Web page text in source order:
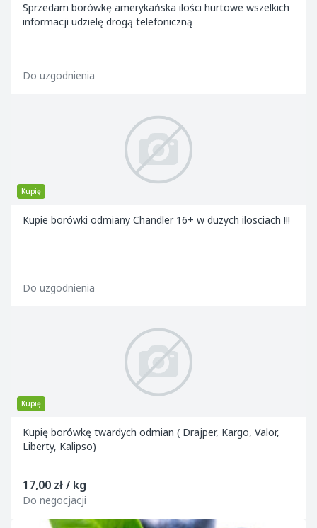
Sprzedam borówkę amerykańska ilości hurtowe wszelkich
informacji udzielę drogą telefoniczną
Do uzgodnienia
Kupię
Kupie borówki odmiany Chandler 16+ w duzych ilosciach !!!
Do uzgodnienia
Kupię
Kupię borówkę twardych odmian ( Drajper, Kargo, Valor,
Liberty, Kalipso)
17,00 zł / kg
Do negocjacji